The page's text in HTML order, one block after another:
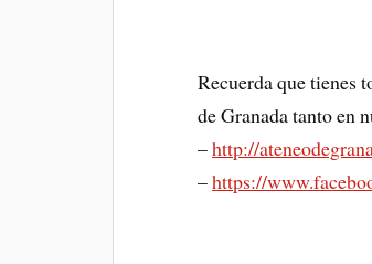
Recuerda que tienes
de Granada tanto en
–http://
–https://